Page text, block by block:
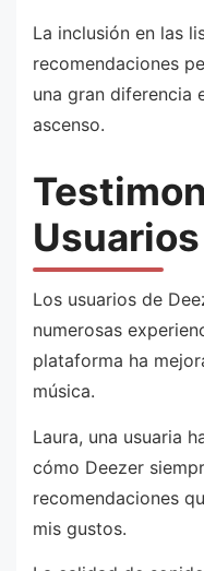
La inclusión en las
recomendaciones
una gran diferencia
ascenso.
Usuarios
Los usuarios de
numerosas
plataforma ha
música.
Laura, una usuaria
cómo Deezer
recomendaciones
mis gustos.